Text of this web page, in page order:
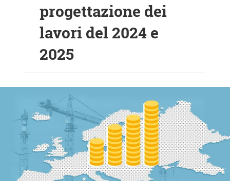
progettazione dei
lavori del 2024 e
2025